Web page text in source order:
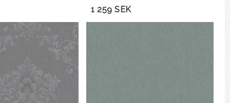
1 259 SEK